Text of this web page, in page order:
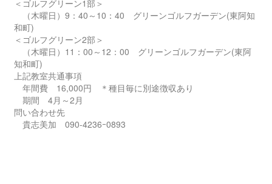
＜ゴルフグリーン1部＞
（木曜日）9：40～10：40 グリーンゴルフガーデン(東阿知
和町)
＜ゴルフグリーン2部＞
（木曜日）11：00～12：00 グリーンゴルフガーデン(東阿
知和町)
上記教室共通事項
年間費 16,000円 ＊種目毎に別途徴収あり
期間 4月～2月
問い合わせ先
貴志美加 090-4236ｰ0893